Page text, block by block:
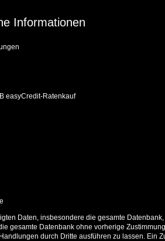
Informationen
easyCredit-Ratenkauf
Daten, insbesondere die gesamte
gesamte Datenbank ohne vorherige
durch Dritte ausführen zu lassen. Ein